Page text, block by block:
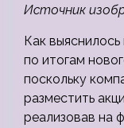
Источник
Как
по итогам
поскольку
разместить
реализовав на